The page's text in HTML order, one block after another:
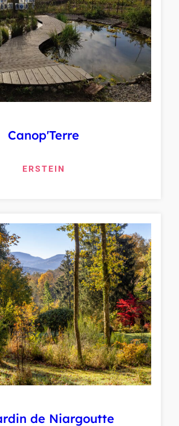
Canop'Terre
ERSTEIN
de Niargoutte